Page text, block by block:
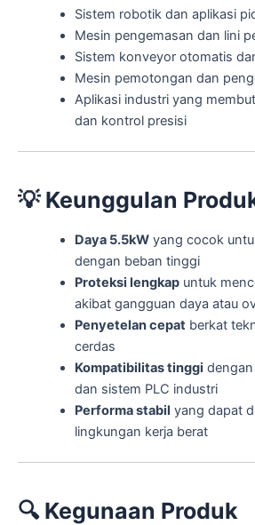
Sistem robotik dan aplikasi
Mesin pengemasan dan lini
Sistem konveyor otomatis
Mesin pemotongan dan
Aplikasi industri yang
dan kontrol presisi
💡 Keunggulan
Daya 5.5kWyang cocok
dengan beban tinggi
Proteksi lengkapuntuk
akibat gangguan daya atau
Penyetelan cepatberkat
cerdas
Kompatibilitas tinggi
dan sistem PLC industri
Performa stabil yang dapat
lingkungan kerja berat
🔍 Kegunaan Produk